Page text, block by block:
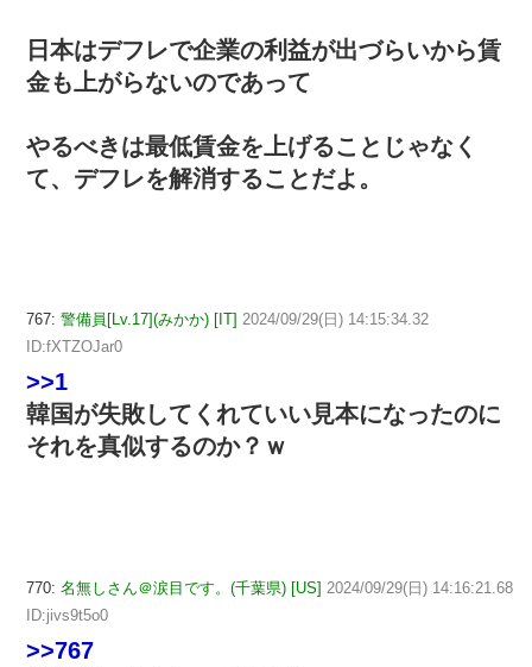
日本はデフレで企業の利益が出づらいから賃
金も上がらないのであって
やるべきは最低賃金を上げることじゃなく
て、デフレを解消することだよ。
767: 警備員[Lv.17](みかか) [IT] 2024/09/29(日) 14:15:34.32
ID:fXTZOJar0
>>1
韓国が失敗してくれていい見本になったのに
それを真似するのか？ｗ
770: 名無しさん＠涙目です。(千葉県) [US] 2024/09/29(日) 14:16:21.68
ID:jivs9t5o0
>>767